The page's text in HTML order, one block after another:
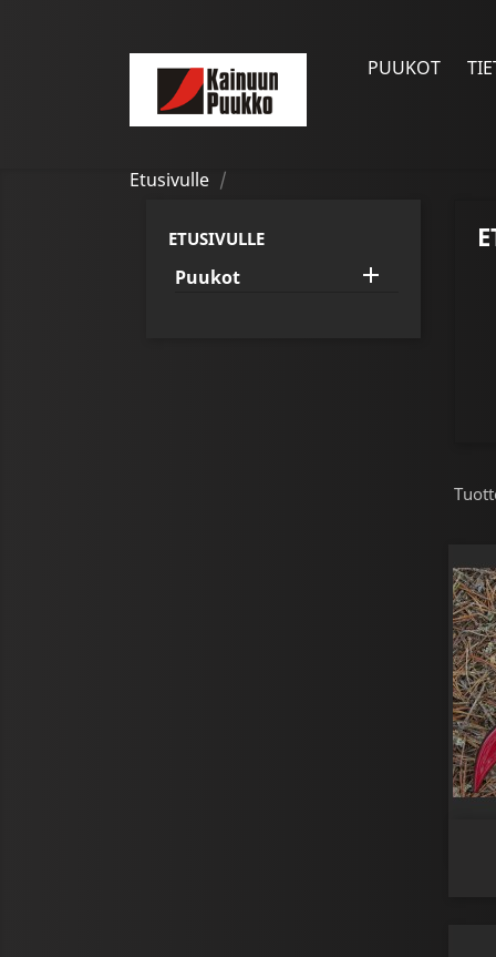
PUUKOT
Etusivulle
ETUSIVULLE
Puukot 